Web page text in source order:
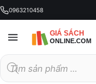
0963210458
kiếm
sản